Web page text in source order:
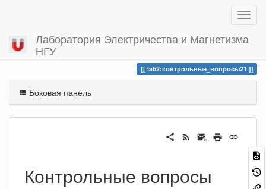
Лаборатория Электричества и Магнетизма
НГУ
Вы посетили
lab2:контрольные_вопросы21
Боковая панель
Контрольные вопросы